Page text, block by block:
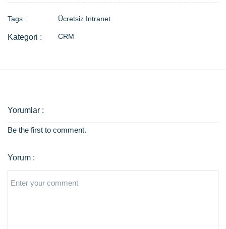
Tags : Ücretsiz Intranet
CRM
Be the first to comment.